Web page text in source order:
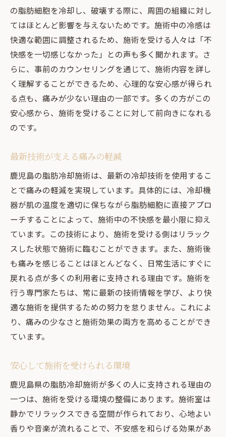
の脂肪細胞を冷却し、破壊する際に、周囲の組織に対し
てはほとんど影響を与えないためです。施術中の冷感は
快適な範囲に調整されるため、施術を受ける人々は「不
快感を一切感じなかった」との声も多く聞かれます。さ
らに、事前のカウンセリングを通じて、施術内容を詳し
く理解することができるため、心理的な安心感が得られ
る点も、痛みが少ない理由の一部です。多くの方がこの
安心感から、施術を受けることに対して前向きになれる
のです。
最新技術が支える痛みの軽減
鹿児島の脂肪冷却施術は、最新の冷却技術を使用するこ
とで痛みの軽減を実現しています。具体的には、冷却機
器が肌の温度を適切に保ちながら脂肪細胞に直接アプロ
ーチすることによって、施術中の不快感を最小限に抑え
ています。この技術により、施術を受ける側はリラック
スした状態で施術に臨むことができます。また、施術後
も痛みを感じることはほとんどなく、日常生活にすぐに
戻れる点が多くの利用者に支持される理由です。施術を
行う専門家たちは、常に最新の技術情報を学び、より快
適な施術を提供するための努力を怠りません。これによ
り、痛みの少なさと施術効果の両方を高めることができ
ています。
安心して施術を受けられる環境
鹿児島県の脂肪冷却施術が多くの人に支持される理由の
一つは、施術を受ける環境の整備にあります。施術室は
静かでリラックスできる空間が作られており、心地よい
香りや音楽が流れることで、不安感を和らげる効果があ